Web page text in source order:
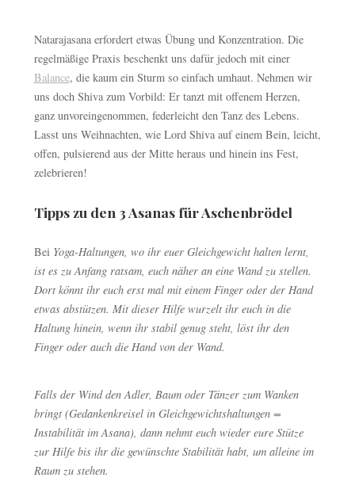
Natarajasana erfordert etwas Übung und Konzentration. Die
regelmäßige Praxis beschenkt uns dafür jedoch mit einer
Balance, die kaum ein Sturm so einfach umhaut. Nehmen wir
uns doch Shiva zum Vorbild: Er tanzt mit offenem Herzen,
ganz unvoreingenommen, federleicht den Tanz des Lebens.
Lasst uns Weihnachten, wie Lord Shiva auf einem Bein, leicht,
offen, pulsierend aus der Mitte heraus und hinein ins Fest,
zelebrieren!
Tipps zu den 3 Asanas für Aschenbrödel
Bei Yoga-Haltungen, wo ihr euer Gleichgewicht halten lernt,
ist es zu Anfang ratsam, euch näher an eine Wand zu stellen.
Dort könnt ihr euch erst mal mit einem Finger oder der Hand
etwas abstützen. Mit dieser Hilfe wurzelt ihr euch in die
Haltung hinein, wenn ihr stabil genug steht, löst ihr den
Finger oder auch die Hand von der Wand.
Falls der Wind den Adler, Baum oder Tänzer zum Wanken
bringt (Gedankenkreisel in Gleichgewichtshaltungen =
Instabilität im Asana), dann nehmt euch wieder eure Stütze
zur Hilfe bis ihr die gewünschte Stabilität habt, um alleine im
Raum zu stehen.